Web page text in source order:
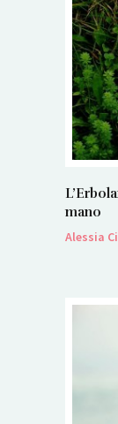
mano
Alessia